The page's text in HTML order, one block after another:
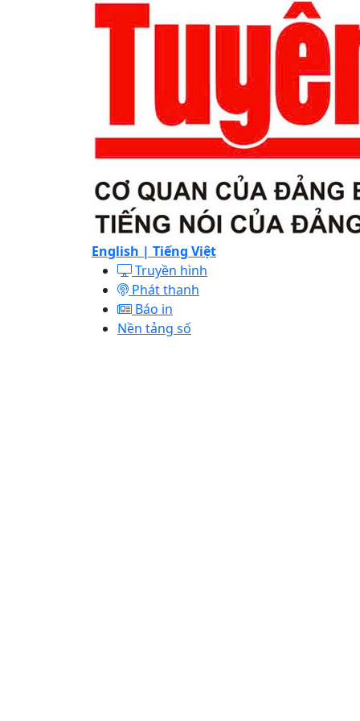
English | Tiếng Việt
Truyền hình
Phát thanh
Báo in
Nền tảng số